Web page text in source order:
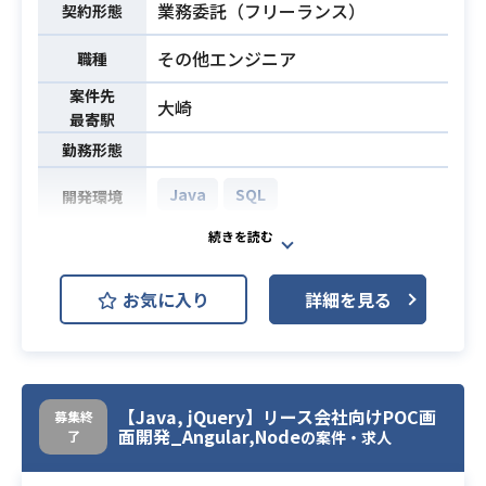
契約形態 業務委託（フリーランス）
職種 その他エンジニア
案件先
最寄駅
大崎
勤務形態
開発環境 Java SQL
業務内容
人事労務系パッケージソフトウェア
のカスタマイズ開発作業。
詳細設計書作成、コーディング、単
体テスト、内部結合テストを対応し
必須スキル
・Javaでの開発経験1年以上
・SQLが書ける方
お気に入り 詳細を見る
募集終
了
【Java, jQuery】リース会社向けPOC画
面開発_Angular,Nodeの案件・求人